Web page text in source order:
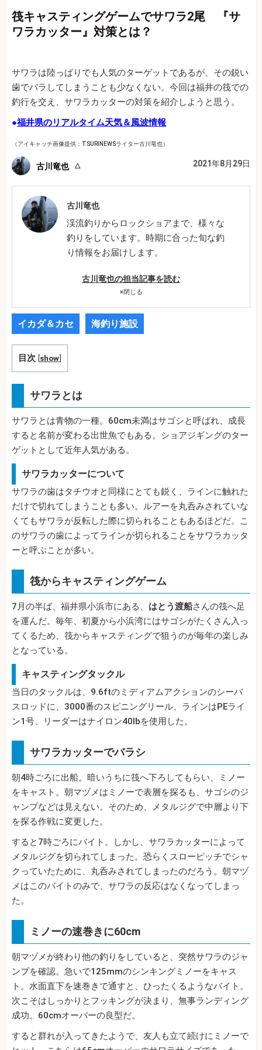
筏キャスティングゲームでサワラ2尾 『サ
ワラカッター』対策とは？
サワラは陸っぱりでも人気のターゲットであるが、その鋭い
歯でバラしてしまうことも少なくない。今回は福井の筏での
釣行を交え、サワラカッターの対策を紹介しようと思う。
●福井県のリアルタイム天気＆風波情報
（アイキャッチ画像提供：TSURINEWSライター古川竜也）
古川竜也 2021年8月29日
古川竜也
渓流釣りからロックショアまで、様々な
釣りをしています。時期に合った旬な釣
り情報をお届けします。
古川竜也の担当記事を読む
×閉じる
イカダ＆カセ 海釣り施設
目次 [show]
サワラとは
サワラとは青物の一種。60cm未満はサゴシと呼ばれ、成長
すると名前が変わる出世魚でもある。ショアジギングのター
ゲットとして近年人気がある。
サワラカッターについて
サワラの歯はタチウオと同様にとても鋭く、ラインに触れた
だけで切れてしまうことも多い。ルアーを丸呑みされていな
くてもサワラが反転した際に切られることもあるほどだ。こ
のサワラの歯によってラインが切られることをサワラカッタ
ーと呼ぶことが多い。
筏からキャスティングゲーム
7月の半ば、福井県小浜市にある、 はとう渡船さんの筏へ足
を運んだ。毎年、初夏から小浜湾にはサゴシがたくさん入っ
てくるため、筏からキャスティングで狙うのが毎年の楽しみ
となっている。
キャスティングタックル
当日のタックルは、9.6ftのミディアムアクションのシーバ
スロッドに、3000番のスピニングリール、ラインはPEライ
ン1号、リーダーはナイロン40lbを使用した。
サワラカッターでバラシ
朝4時ごろに出船。暗いうちに筏へ下ろしてもらい、ミノー
をキャスト。朝マヅメはミノーで表層を探るも、サゴシのジ
ャンプなどは見えない。そのため、メタルジグで中層より下
を探る作戦に変更した。
すると7時ごろにバイト。しかし、サワラカッターによって
メタルジグを切られてしまった。恐らくスローピッチでシャ
クっていたために、丸呑みされてしまったのだろう。朝マヅ
メはこのバイトのみで、サワラの反応はなくなってしまっ
た。
ミノーの速巻きに60cm
朝マヅメが終わり他の釣りをしていると、突然サワラのジャ
ンプを確認。急いで125mmのシンキングミノーをキャス
ト。水面直下を速巻きで通すと、ひったくるようなバイト。
次こそはしっかりとフッキングが決まり、無事ランディング
成功。60cmオーバーの良型だ。
すると群れが入ってきたようで、友人も立て続けにミノーで